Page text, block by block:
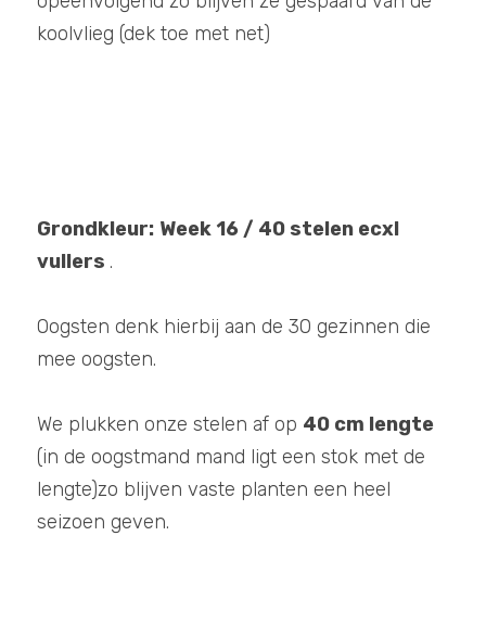
koolvlieg (dek toe met net)
Grondkleur: Week 16 / 40 stelen ecxl
vullers .
Oogsten denk hierbij aan de 30 gezinnen die
mee oogsten.
We plukken onze stelen af op 40 cm lengte
(in de oogstmand mand ligt een stok met de
lengte)zo blijven vaste planten een heel
seizoen geven.